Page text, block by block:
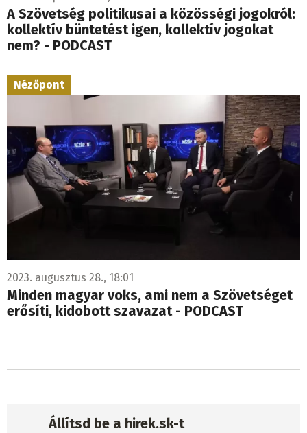
A Szövetség politikusai a közösségi jogokról:
kollektív büntetést igen, kollektív jogokat
nem? - PODCAST
Nézőpont
2023. augusztus 28., 18:01
Minden magyar voks, ami nem a Szövetséget
erősíti, kidobott szavazat - PODCAST
Állítsd be a hirek.sk-t